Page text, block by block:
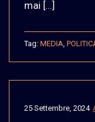
mai […]
Tag: MEDIA
25 Settembre, 2024